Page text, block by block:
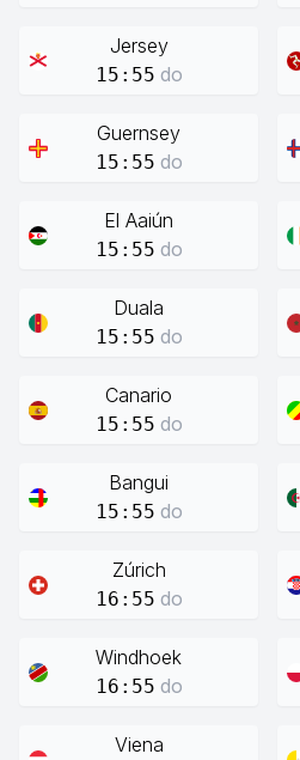
Jersey
15:55 do
Guernsey
15:55 do
El Aaiún
15:55 do
Duala
15:55 do
Canario
15:55 do
Bangui
15:55 do
Zúrich
16:55 do
Windhoek
16:55 do
Viena